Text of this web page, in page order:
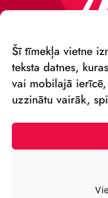
Šī tīmekļa vietne
teksta datnes,
vai mobilajā
uzzinātu vairāk,
VSIA
Rīga,
Reģ.